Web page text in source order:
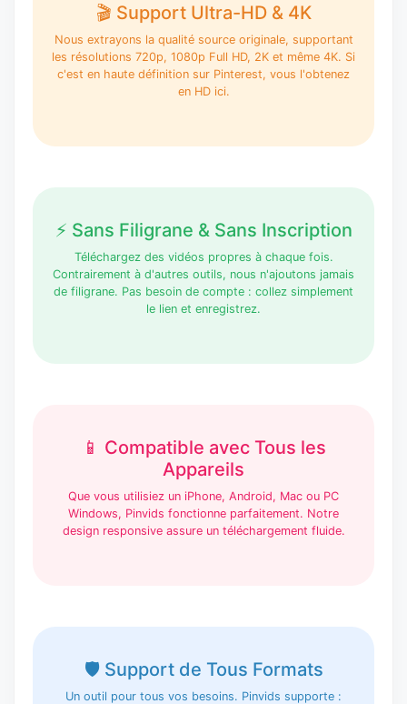
🎬 Support Ultra-HD & 4K
Nous extrayons la qualité source originale, supportant
les résolutions 720p, 1080p Full HD, 2K et même 4K. Si
c'est en haute définition sur Pinterest, vous l'obtenez
en HD ici.
⚡ Sans Filigrane & Sans Inscription
Téléchargez des vidéos propres à chaque fois.
Contrairement à d'autres outils, nous n'ajoutons jamais
de filigrane. Pas besoin de compte : collez simplement
le lien et enregistrez.
📱 Compatible avec Tous les
Appareils
Que vous utilisiez un iPhone, Android, Mac ou PC
Windows, Pinvids fonctionne parfaitement. Notre
design responsive assure un téléchargement fluide.
🛡️ Support de Tous Formats
Un outil pour tous vos besoins. Pinvids supporte :